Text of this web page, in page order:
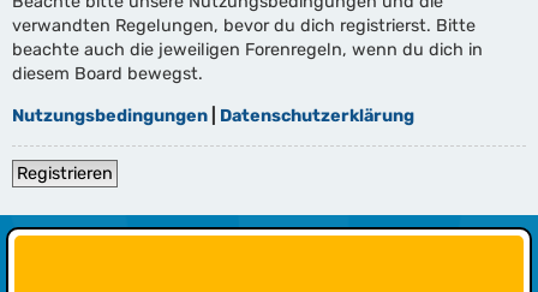
verwandten Regelungen, bevor du dich registrierst. Bitte
beachte auch die jeweiligen Forenregeln, wenn du dich in
diesem Board bewegst.
Nutzungsbedingungen Datenschutzerklärung
Registrieren